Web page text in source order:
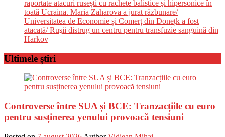
raportate atacuri rusești cu rachete balistice şi hipersonice în
toată Ucraina. Maria Zaharova a jurat răzbunare/
Universitatea de Economie și Comerț din Donețk a fost
atacată/ Ruşii distrug un centru pentru transfuzie sanguină din
Harkov
Ultimele știri
Controverse între SUA și BCE: Tranzacțiile cu euro
pentru susținerea yenului provoacă tensiuni